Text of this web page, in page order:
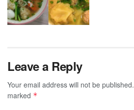
Leave a Reply
Your email address will not be published.
marked *